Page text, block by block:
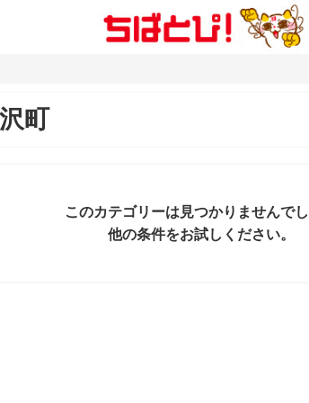
町
このカテゴリーは見つかりませんでし
他の条件をお試しください。